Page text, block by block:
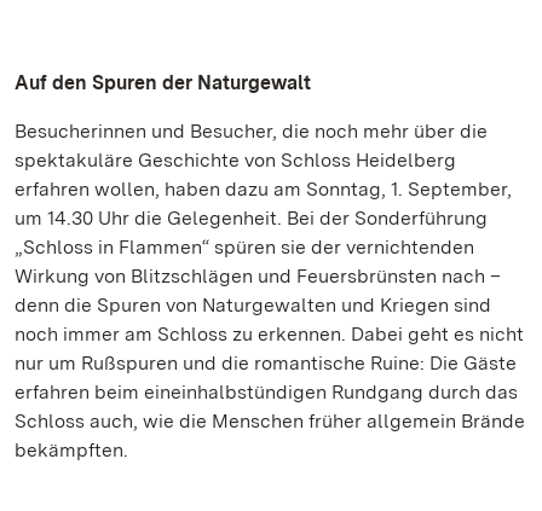
Auf den Spuren der Naturgewalt
Besucherinnen und Besucher, die noch mehr über die
spektakuläre Geschichte von Schloss Heidelberg
erfahren wollen, haben dazu am Sonntag, 1. September,
um 14.30 Uhr die Gelegenheit. Bei der Sonderführung
„Schloss in Flammen“ spüren sie der vernichtenden
Wirkung von Blitzschlägen und Feuersbrünsten nach –
denn die Spuren von Naturgewalten und Kriegen sind
noch immer am Schloss zu erkennen. Dabei geht es nicht
nur um Rußspuren und die romantische Ruine: Die Gäste
erfahren beim eineinhalbstündigen Rundgang durch das
Schloss auch, wie die Menschen früher allgemein Brände
bekämpften.